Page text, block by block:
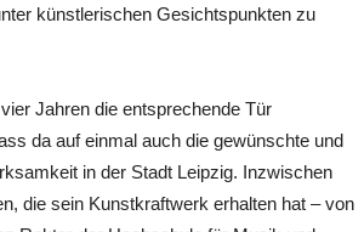
künstlerischen Gesichtspunkten zu
Jahren die entsprechende Tür
da auf einmal auch die gewünschte und
in der Stadt Leipzig. Inzwischen
die sein Kunstkraftwerk erhalten hat – von